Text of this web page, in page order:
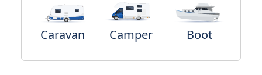
Caravan Camper Boot